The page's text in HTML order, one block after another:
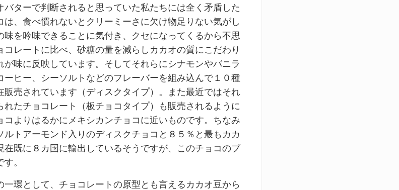
ターで判断されると思っていた私たちには全く矛盾した
、食べ慣れないとクリーミーさに欠け物足りない気がし
味を吟味できることに気付き、クセになってくるから不思
レートに比べ、砂糖の量を減らしカカオの質にこだわり
味に反映しています。そしてそれらにシナモンやバニラ
ーヒー、シーソルトなどのフレーバーを組み込んで１０種
売されています（ディスクタイプ）。また最近ではそれ
たチョコレート（板チョコタイプ）も販売されるように
よりはるかにメキシカンチョコに近いものです。ちなみ
トアーモンド入りのディスクチョコと８５％と最もカカ
在既に８カ国に輸出しているそうですが、このチョコのブ
。
環として、チョコレートの原型とも言えるカカオ豆から